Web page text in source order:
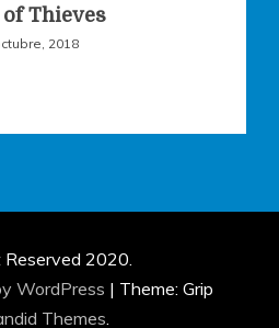
of Thieves
2018
Reserved 2020.
WordPress | Theme: Grip
Themes